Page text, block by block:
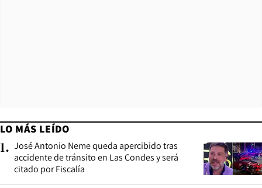
LO MÁS LEÍDO
1. José Antonio Neme queda apercibido tras
accidente de tránsito en Las Condes y será
citado por Fiscalía